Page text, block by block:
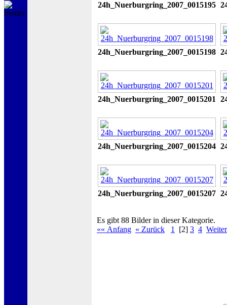
24h_Nuerburgring_2007_0015195
24h_Nuerburgring_2007_0015198
24h_Nuerburgring_2007_0015201
24h_Nuerburgring_2007_0015204
24h_Nuerburgring_2007_0015207
Es gibt 88 Bilder in dieser Kategorie.
«« Anfang « Zurück 1 [2] 3 4